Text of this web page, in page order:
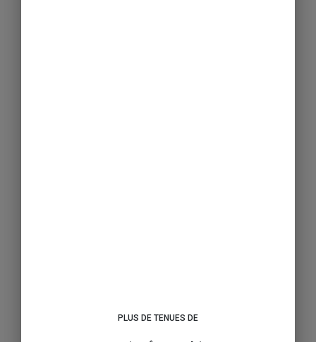
PLUS DE TENUES DE